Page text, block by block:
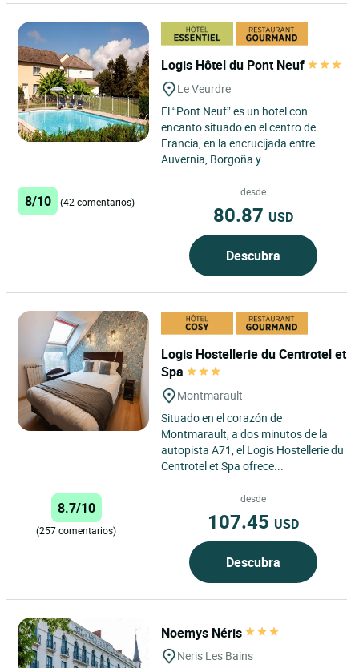
Logis Hôtel du Pont Neuf
Le Veurdre
El “Pont Neuf” es un hotel con
encanto situado en el centro de
Francia, en la encrucijada entre
Auvernia, Borgoña y...
8/10 (42 comentarios)
desde
80.87 USD
Descubra
Logis Hostellerie du Centrotel et
Spa
Montmarault
Situado en el corazón de
Montmarault, a dos minutos de la
autopista A71, el Logis Hostellerie du
Centrotel et Spa ofrece...
8.7/10
(257 comentarios)
desde
107.45 USD
Descubra
Noemys Néris
Neris Les Bains